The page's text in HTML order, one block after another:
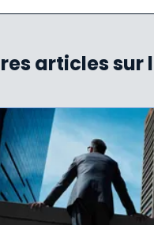
articles sur